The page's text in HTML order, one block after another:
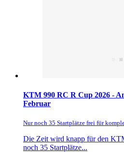
KTM 990 RC R Cup 2026 -
Februar
Nur noch 35 Startplätze frei für
Die Zeit wird knapp für den
noch 35 Startplätze...